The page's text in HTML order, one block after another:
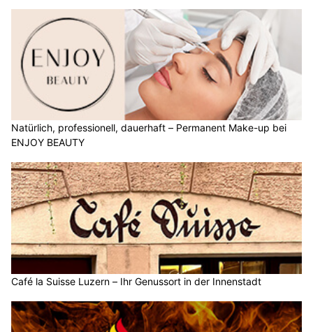
Natürlich, professionell, dauerhaft – Permanent Make-up bei
ENJOY BEAUTY
Café la Suisse Luzern – Ihr Genussort in der Innenstadt